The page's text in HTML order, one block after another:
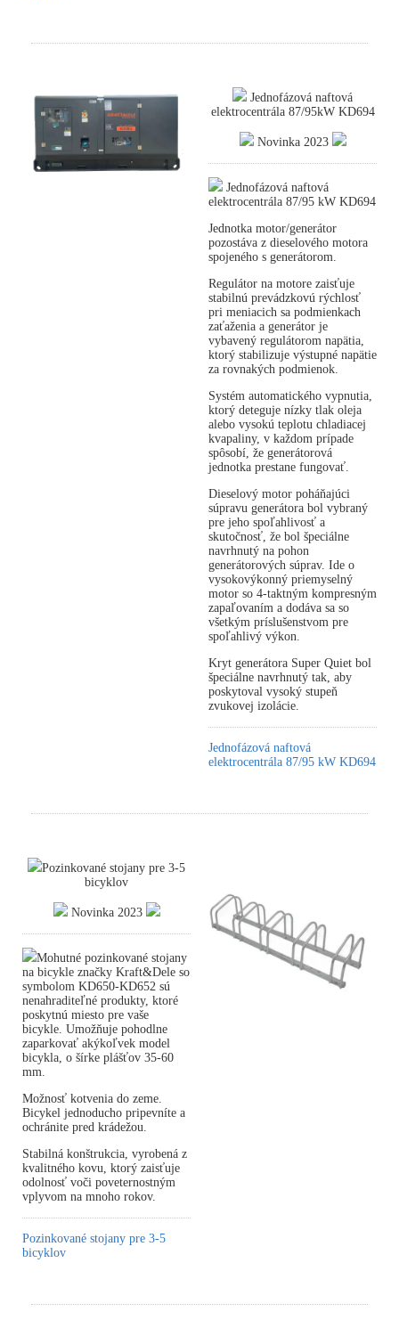
Jednofázová naftová
elektrocentrála 87/95kW KD694
Novinka 2023
Jednofázová naftová
elektrocentrála 87/95 kW KD694
Jednotka motor/generátor
pozostáva z dieselového motora
spojeného s generátorom.
Regulátor na motore zaisťuje
stabilnú prevádzkovú rýchlosť
pri meniacich sa podmienkach
zaťaženia a generátor je
vybavený regulátorom napätia,
ktorý stabilizuje výstupné napätie
za rovnakých podmienok.
Systém automatického vypnutia,
ktorý deteguje nízky tlak oleja
alebo vysokú teplotu chladiacej
kvapaliny, v každom prípade
spôsobí, že generátorová
jednotka prestane fungovať.
Dieselový motor poháňajúci
súpravu generátora bol vybraný
pre jeho spoľahlivosť a
skutočnosť, že bol špeciálne
navrhnutý na pohon
generátorových súprav. Ide o
vysokovýkonný priemyselný
motor so 4-taktným kompresným
zapaľovaním a dodáva sa so
všetkým príslušenstvom pre
spoľahlivý výkon.
Kryt generátora Super Quiet bol
špeciálne navrhnutý tak, aby
poskytoval vysoký stupeň
zvukovej izolácie.
Jednofázová naftová
elektrocentrála 87/95 kW KD694
Pozinkované stojany pre 3-5
bicyklov
Novinka 2023
Mohutné pozinkované stojany
na bicykle značky Kraft&Dele so
symbolom KD650-KD652 sú
nenahraditeľné produkty, ktoré
poskytnú miesto pre vaše
bicykle. Umožňuje pohodlne
zaparkovať akýkoľvek model
bicykla, o šírke plášťov 35-60
mm.
Možnosť kotvenia do zeme.
Bicykel jednoducho pripevníte a
ochránite pred krádežou.
Stabilná konštrukcia, vyrobená z
kvalitného kovu, ktorý zaisťuje
odolnosť voči poveternostným
vplyvom na mnoho rokov.
Pozinkované stojany pre 3-5
bicyklov